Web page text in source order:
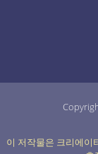
이 저작물은 크리에이